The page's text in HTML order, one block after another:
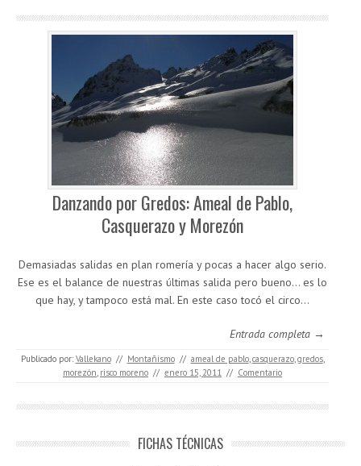
Danzando por Gredos: Ameal de Pablo,
Casquerazo y Morezón
Demasiadas salidas en plan romería y pocas a hacer algo serio.
Ese es el balance de nuestras últimas salida pero bueno… es lo
que hay, y tampoco está mal. En este caso tocó el circo…
Entrada completa →
Publicado por: Vallekano // Montañismo // ameal de pablo,casquerazo,gredos,
morezón, risco moreno // enero 15, 2011 // Comentario
FICHAS TÉCNICAS